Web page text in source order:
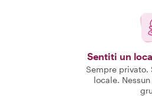
Sentiti un
Sempre privato.
locale.